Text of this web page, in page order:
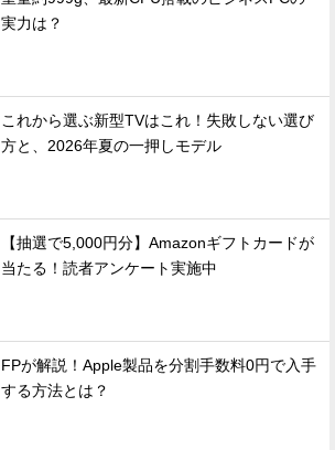
実力は？
これから選ぶ新型TVはこれ！失敗しない選び
方と、2026年夏の一押しモデル
【抽選で5,000円分】Amazonギフトカードが
当たる！読者アンケート実施中
FPが解説！Apple製品を分割手数料0円で入手
する方法とは？